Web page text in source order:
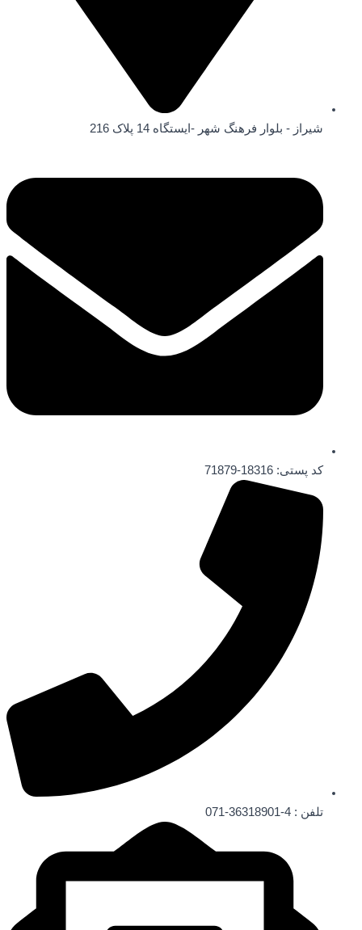
شیراز - بلوار فرهنگ شهر -ایستگاه 14 پلاک 216
کد پستی: 18316-71879
تلفن : 4-36318901-071